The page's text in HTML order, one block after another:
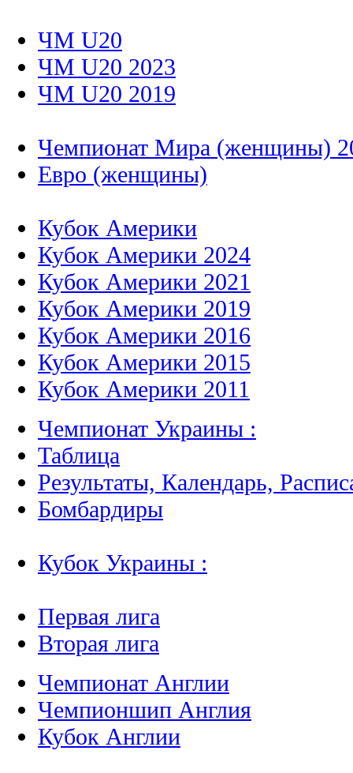
ЧМ U20
ЧМ U20 2023
ЧМ U20 2019
Чемпионат Мира (женщины)
Евро (женщины)
Кубок Америки
Кубок Америки 2024
Кубок Америки 2021
Кубок Америки 2019
Кубок Америки 2016
Кубок Америки 2015
Кубок Америки 2011
Чемпионат Украины :
Таблица
Результаты, Календарь,
Бомбардиры
Кубок Украины :
Первая лига
Вторая лига
Чемпионат Англии
Чемпионшип Англия
Кубок Англии